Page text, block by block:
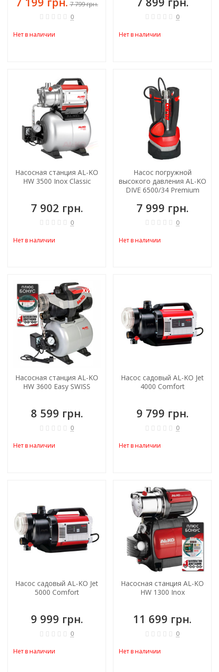
7 799 грн.
0
Нет в наличии
0
Нет в наличии
Насосная станция AL-KO
HW 3500 Inox Classic
7 902 грн.
0
Нет в наличии
Насос погружной
высокого давления AL-KO
DIVE 6500/34 Premium
7 999 грн.
0
Нет в наличии
ХИТ!
Насосная станция AL-KO
HW 3600 Easy SWISS
8 599 грн.
0
Нет в наличии
Насос садовый AL-KO Jet
4000 Comfort
9 799 грн.
0
Нет в наличии
Насос садовый AL-KO Jet
5000 Comfort
9 999 грн.
0
Нет в наличии
Насосная станция AL-KO
HW 1300 Inox
11 699 грн.
0
Нет в наличии